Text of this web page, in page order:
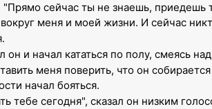
сейчас ты не знаешь,
меня и моей жизни. И сейчас
он и начал кататься по полу, смеясь
меня поверить, что он
начал бояться.
тебе сегодня", сказал он низким